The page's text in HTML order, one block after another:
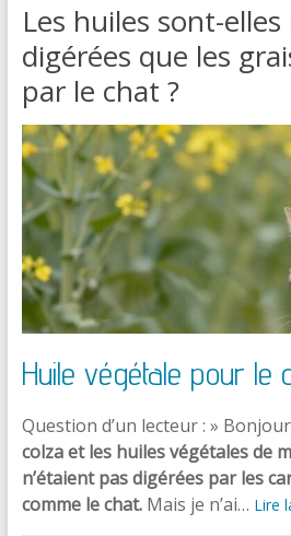
Les huiles sont-
digérées que les
par le chat ?
Huile végétale pour le
Question d’un lecteur : »
colza et les huiles végétales de
n’étaient pas digérées par les
comme le chat.Mais je n’ai… Lire